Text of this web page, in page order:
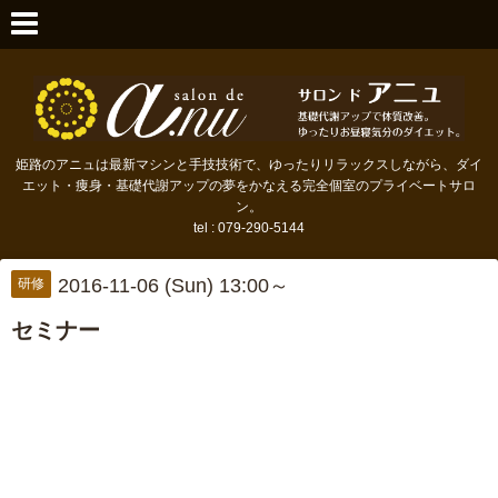
姫路のアニュは最新マシンと手技技術で、ゆったりリラックスしながら、ダイ
エット・痩身・基礎代謝アップの夢をかなえる完全個室のプライベートサロ
ン。
tel : 079-290-5144
研修 2016-11-06 (Sun) 13:00～
セミナー